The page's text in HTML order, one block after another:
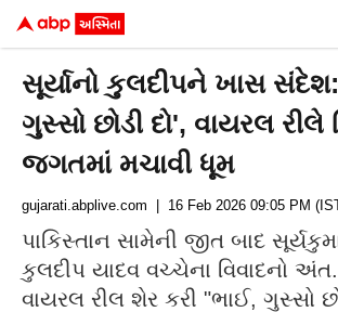
સૂર્યાનો કુલદીપને ખાસ
ગુસ્સો છોડી દો', વાયરલ રીલે
જગતમાં મચાવી ધૂમ
gujarati.abplive.com | 16 Feb 2026 09:05 PM
પાકિસ્તાન સામેની જીત બાદ
કુલદીપ યાદવ વચ્ચેના વિવાદનો
વાયરલ રીલ શેર કરી "ભાઈ, ગુસ્સો